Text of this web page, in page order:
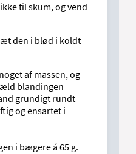
til skum, og vend
den i blød i koldt
af massen, og
blandingen
grundigt rundt
og ensartet i
i bægere á 65 g.